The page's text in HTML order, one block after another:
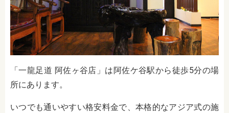
「一龍足道 阿佐ヶ谷店」は阿佐ケ谷駅から徒歩5分の場
所にあります。
いつでも通いやすい格安料金で、本格的なアジア式の施